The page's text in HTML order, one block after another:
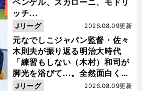
ベンゲル、スカローニ、モドリ
ッチ...
元なでしこジャパン監督・佐々
木則夫が振り返る明治大時代
「練習もしない（木村）和司が
脚光を浴びて...。全然面白くな
い４年間でした」
2026.08.09更新
Jリーグ
2026.08.09更新
Jリーグ